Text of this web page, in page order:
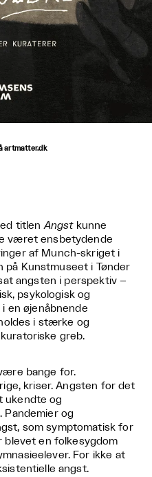
artmatter.dk
titlenAngstkunne
været ensbetydende
af Munch-skriget i
på Kunstmuseet i Tønder
angsten i perspektiv –
psykologisk og
en øjenåbnende
i stærke og
greb.
bange for.
kriser. Angsten for det
ukendte og
Pandemier og
som symptomatisk for
blevet en folkesygdom
For ikke at
angst.